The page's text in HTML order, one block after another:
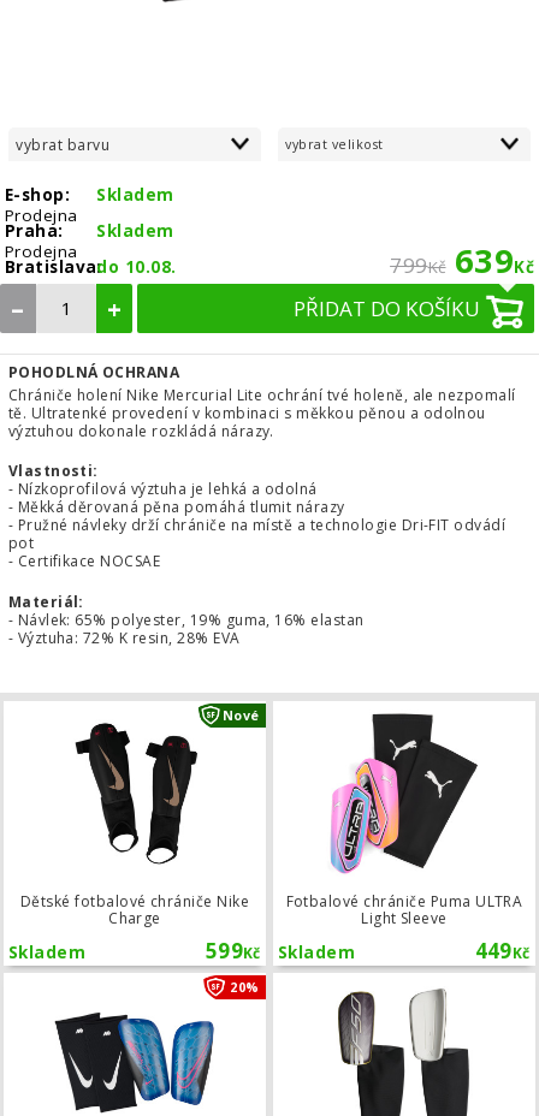
vybrat barvu vybrat velikost
E-shop:
Skladem
Prodejna
Praha:
Skladem
Prodejna
Bratislava:do 10.08. 799Kč 639Kč
– + PŘIDAT DO KOŠÍKU
POHODLNÁ OCHRANA
Chrániče holení Nike Mercurial Lite ochrání tvé holeně, ale nezpomalí
tě. Ultratenké provedení v kombinaci s měkkou pěnou a odolnou
výztuhou dokonale rozkládá nárazy.
Vlastnosti:
- Nízkoprofilová výztuha je lehká a odolná
- Měkká děrovaná pěna pomáhá tlumit nárazy
- Pružné návleky drží chrániče na místě a technologie Dri-FIT odvádí
pot
- Certifikace NOCSAE
Materiál:
- Návlek: 65% polyester, 19% guma, 16% elastan
- Výztuha: 72% K resin, 28% EVA
Dětské fotbalové chrániče Nike
Charge
599Kč
Skladem
Nové Dětské fotbalové chrániče Nike
Fotbalové chrániče Puma ULTRA
Light Sleeve
449Kč
Skladem
20%